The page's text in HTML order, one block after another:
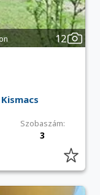
12
Szobaszám:
3